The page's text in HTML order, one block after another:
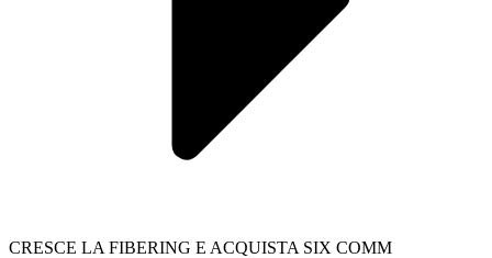
CRESCE LA FIBERING E ACQUISTA SIX COMM